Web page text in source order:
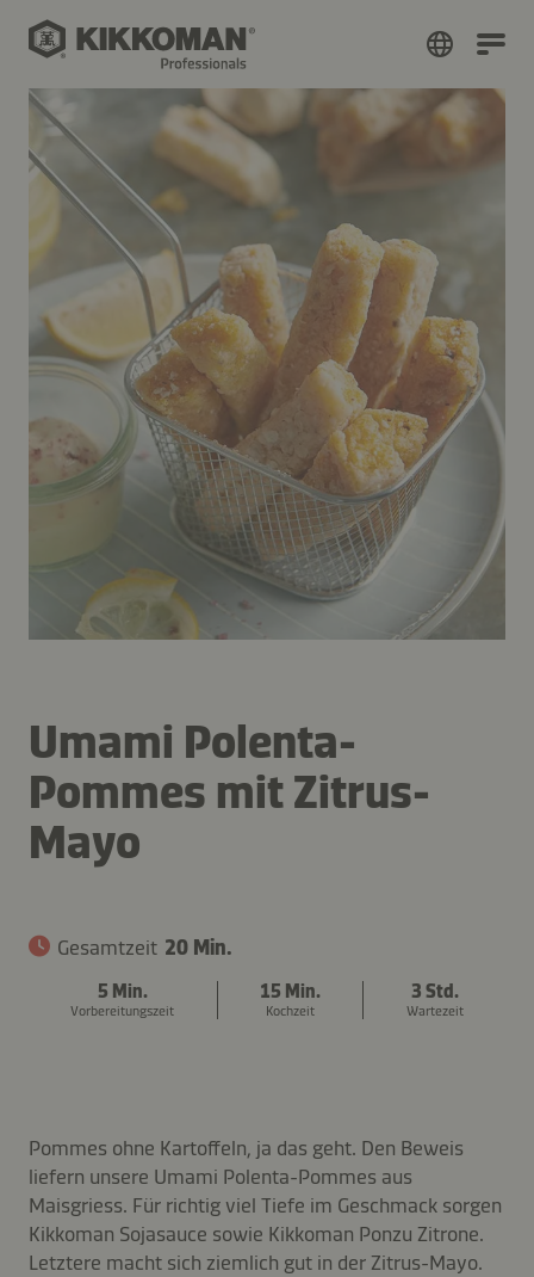
Umami Polenta-
Pommes mit Zitrus-
Mayo
Gesamtzeit 20 Min.
5 Min.
Vorbereitungszeit
15 Min.
Kochzeit
3 Std.
Wartezeit
Pommes ohne Kartoffeln, ja das geht. Den Beweis
liefern unsere Umami Polenta-Pommes aus
Maisgriess. Für richtig viel Tiefe im Geschmack sorgen
Kikkoman Sojasauce sowie Kikkoman Ponzu Zitrone.
Letztere macht sich ziemlich gut in der Zitrus-Mayo.